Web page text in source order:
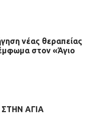
νέας θεραπείας
στον «Άγιο
ΑΓΙΑ